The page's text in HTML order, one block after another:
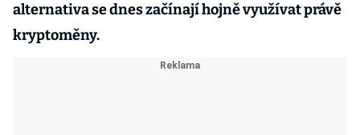
alternativa se dnes začínají hojně využívat právě
kryptoměny.